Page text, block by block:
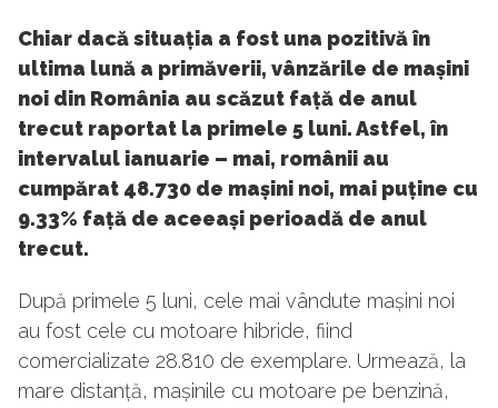
Chiar dacă situația a fost una pozitivă în
ultima lună a primăverii, vânzările de mașini
noi din România au scăzut față de anul
trecut raportat la primele 5 luni. Astfel, în
intervalul ianuarie – mai, românii au
cumpărat 48.730 de mașini noi, mai puține cu
9.33% față de aceeași perioadă de anul
trecut.
După primele 5 luni, cele mai vândute mașini noi
au fost cele cu motoare hibride, fiind
comercializate 28.810 de exemplare. Urmează, la
mare distanță, mașinile cu motoare pe benzină,